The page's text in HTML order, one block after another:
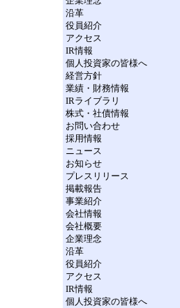
沿革
役員紹介
アクセス
IR情報
個人投資家の皆様へ
経営方針
業績・財務情報
IRライブラリ
株式・社債情報
お問い合わせ
採用情報
ニュース
お知らせ
プレスリリース
掲載報告
事業紹介
会社情報
会社概要
企業理念
沿革
役員紹介
アクセス
IR情報
個人投資家の皆様へ